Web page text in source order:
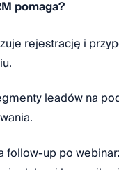
pomaga?
rejestrację i
leadów na
follow-up po